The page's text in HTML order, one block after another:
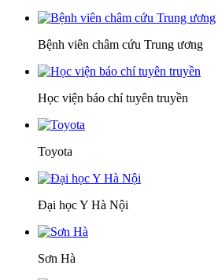
Bệnh viên châm cứu Trung ương
Học viện báo chí tuyên truyền
Toyota
Đại học Y Hà Nội
Sơn Hà